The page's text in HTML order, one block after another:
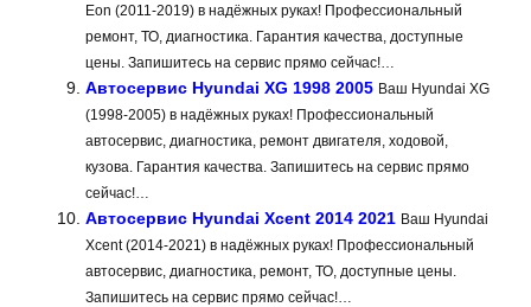
Eon (2011-2019) в надёжных руках! Профессиональный
ремонт, ТО, диагностика. Гарантия качества, доступные
цены. Запишитесь на сервис прямо сейчас!…
Автосервис Hyundai XG 1998 2005 Ваш Hyundai XG
(1998-2005) в надёжных руках! Профессиональный
автосервис, диагностика, ремонт двигателя, ходовой,
кузова. Гарантия качества. Запишитесь на сервис прямо
сейчас!…
Автосервис Hyundai Xcent 2014 2021 Ваш Hyundai
Xcent (2014-2021) в надёжных руках! Профессиональный
автосервис, диагностика, ремонт, ТО, доступные цены.
Запишитесь на сервис прямо сейчас!…